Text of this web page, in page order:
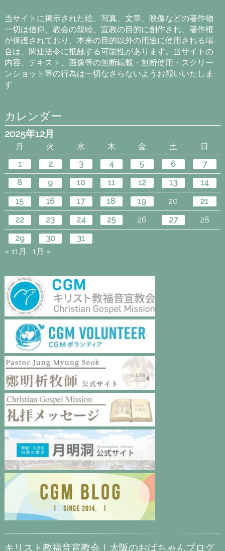
ブ
当サイトに掲示された絵、写真、文章、映像などの著作物
一切は信仰、教会の親睦、宣教の目的に創作され、著作権
が保護されており、本来の目的以外の用途に使用される場
合は、関連法令に抵触する可能性があります。当サイトの
内容、テキスト、画像等の無断転載・無断使用・スクリー
ンショット等の行為は一切なさらないようお願いいたしま
す
カレンダー
2025年12月
月 火 水 木 金 土
日
1
2 3 4 5 6
7
8
9 10 11 12 13
14
15
16 17 18 19 20
21
22
23 24 25 26 27
28
29
30
31
« 11月
1月 »
キリスト教福音宣教会｜大阪のおばちゃんブログ